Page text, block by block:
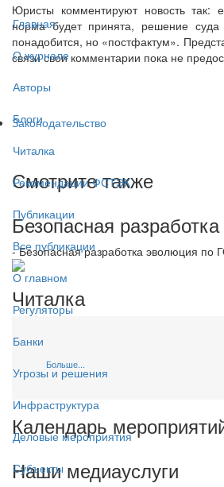
Главная
О журнале
Авторы
Блоги
Читалка
Рекомендации ФСТЭК
Публикации
Все публикации
О главном
Регуляторы
Банки
Угрозы и решения
Инфраструктура
Деловые мероприятия
Субъекты
Юристы комментируют новость так:
норма будет принята, решение
понадобится, но «постфактум».
связи свои комментарии пока не
Законодательство
Смотрите также
Безопасная разработка
- Безопасная разработка эволюция по
Читалка
Больше...
Календарь
Наши медиауслуги